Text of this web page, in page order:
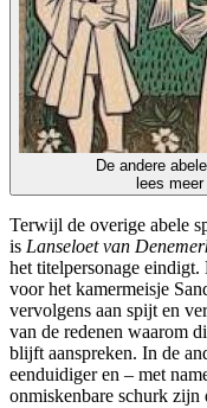
De andere
lees meer
Terwijl de overige abele
is Lanseloet van
het titelpersonage
voor het kamermeisje
vervolgens aan spijt en
van de redenen waarom
blijft aanspreken. In de
eenduidiger en – met
onmiskenbare schurk zijn